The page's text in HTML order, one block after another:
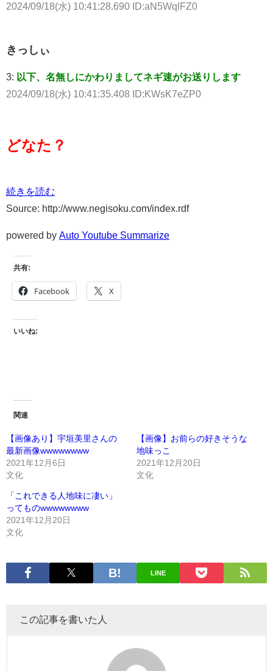
2024/09/18(水) 10:41:28.690 ID:aN5WqlFZ0
きっしぃ
3: 以下、名無しにかわりましてネギ速がお送りします
2024/09/18(水) 10:41:35.408 ID:KWsK7eZP0
どなた？
続きを読む
Source: http://www.negisoku.com/index.rdf
powered by Auto Youtube Summarize
共有:
Facebook X
いいね:
関連
【画像あり】宇垣美里さんの
最新画像wwwwwwww
2021年12月6日
文化
【画像】お前らの好きそうな
地味っこ
2021年12月20日
文化
「これできる人地味に凄い」
ってものwwwwwwww
2021年12月20日
文化
LINE
この記事を書いた人